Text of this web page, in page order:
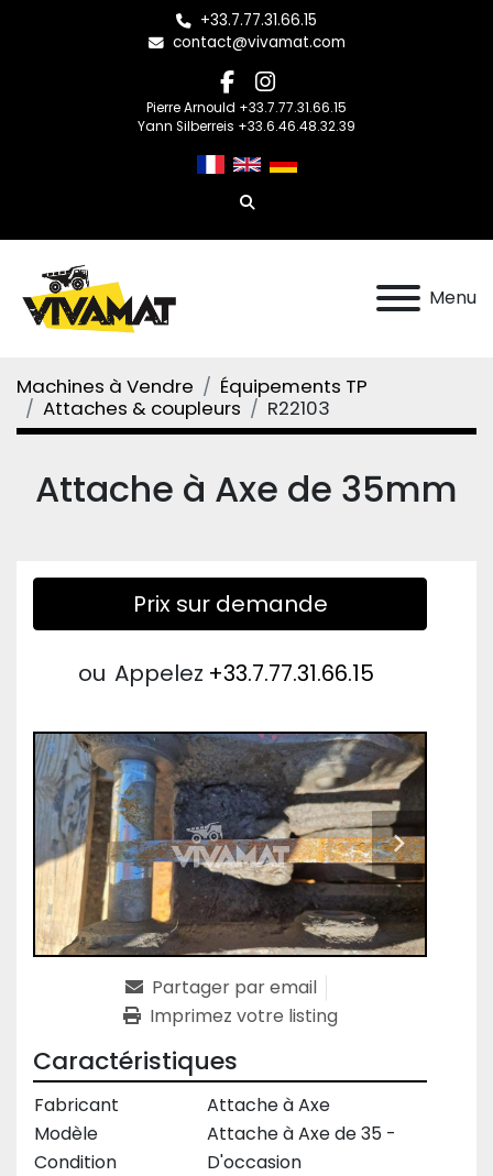
+33.7.77.31.66.15
contact@vivamat.com
facebook
instagram
Pierre Arnould +33.7.77.31.66.15
Yann Silberreis +33.6.46.48.32.39
Rechercher
Menu
Machines à Vendre
Équipements TP
Attaches & coupleurs
R22103
Attache à Axe de 35mm
Prix sur demande
ou Appelez +33.7.77.31.66.15
Partager par email
Imprimez votre listing
Caractéristiques
Fabricant
Attache à Axe
Modèle
Attache à Axe de 35 -
Condition
D'occasion